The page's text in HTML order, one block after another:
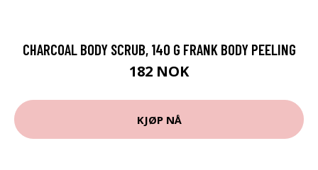
CHARCOAL BODY SCRUB, 140 G FRANK BODY PEELING
182 NOK
KJØP NÅ